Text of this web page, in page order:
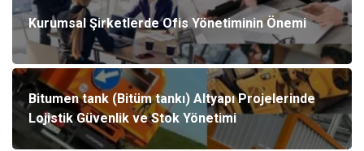
Kurumsal Şirketlerde Ofis Yönetiminin Önemi
Bitumen tank (Bitüm tankı) Altyapı Projelerinde
Lojistik Güvenlik ve Stok Yönetimi